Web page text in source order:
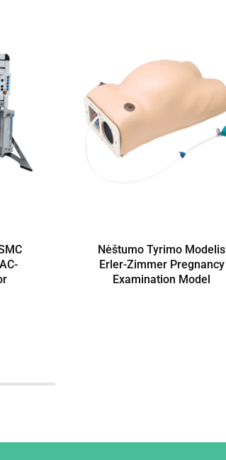
Nėštumo Tyrimo Modelis
Erler-Zimmer Pregnancy
Examination Model